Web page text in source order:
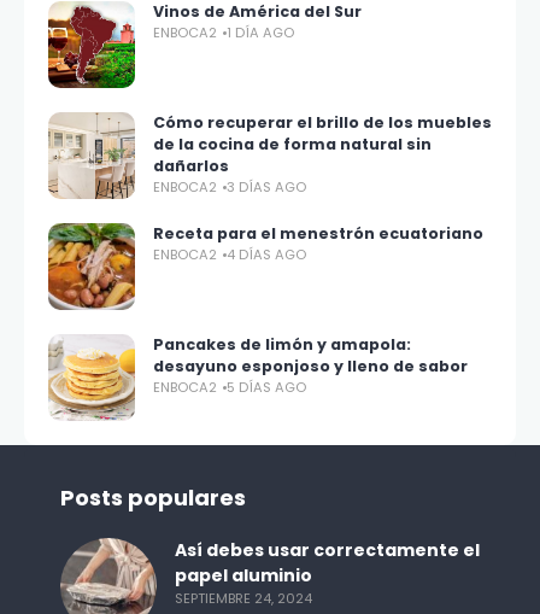
Vinos de América del Sur
ENBOCA2 1 DÍA AGO
Cómo recuperar el brillo de los muebles
de la cocina de forma natural sin
dañarlos
ENBOCA2 3 DÍAS AGO
Receta para el menestrón ecuatoriano
ENBOCA2 4 DÍAS AGO
Pancakes de limón y amapola:
desayuno esponjoso y lleno de sabor
ENBOCA2 5 DÍAS AGO
Posts populares
Así debes usar correctamente el
papel aluminio
SEPTIEMBRE 24, 2024